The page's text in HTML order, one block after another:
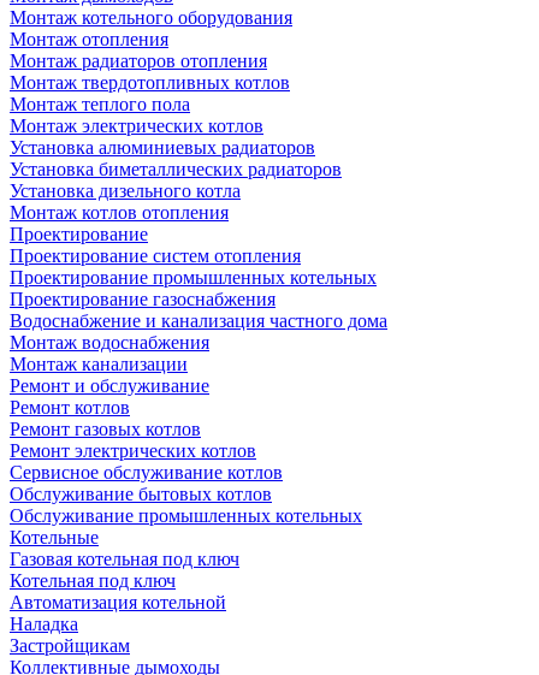
Монтаж котельного оборудования
Монтаж отопления
Монтаж радиаторов отопления
Монтаж твердотопливных котлов
Монтаж теплого пола
Монтаж электрических котлов
Установка алюминиевых радиаторов
Установка биметаллических радиаторов
Установка дизельного котла
Монтаж котлов отопления
Проектирование
Проектирование систем отопления
Проектирование промышленных котельных
Проектирование газоснабжения
Водоснабжение и канализация частного дома
Монтаж водоснабжения
Монтаж канализации
Ремонт и обслуживание
Ремонт котлов
Ремонт газовых котлов
Ремонт электрических котлов
Сервисное обслуживание котлов
Обслуживание бытовых котлов
Обслуживание промышленных котельных
Котельные
Газовая котельная под ключ
Котельная под ключ
Автоматизация котельной
Наладка
Застройщикам
Коллективные дымоходы